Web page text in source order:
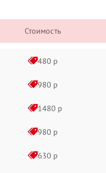
Стоимость
480 р
980 р
1480 р
980 р
630 р